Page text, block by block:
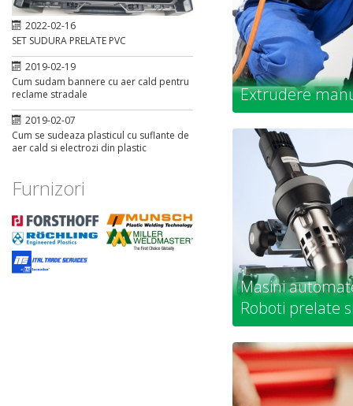
2022-02-16
SET SUDURA PRELATE PVC
2019-02-19
Cum sudam bannere cu aer cald pentru
reclame stradale
2019-02-07
Cum se sudeaza plasticul cu suflante de
aer cald si electrozi din plastic
Furnizori
Extrudere
Masini
Roboti prelate